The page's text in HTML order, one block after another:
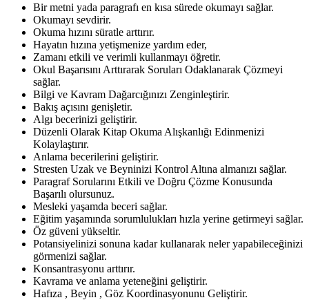
Bir metni yada paragrafı en kısa sürede okumayı sağlar.
Okumayı sevdirir.
Okuma hızını süratle arttırır.
Hayatın hızına yetişmenize yardım eder,
Zamanı etkili ve verimli kullanmayı öğretir.
Okul Başarısını Arttırarak Soruları Odaklanarak Çözmeyi
sağlar.
Bilgi ve Kavram Dağarcığınızı Zenginleştirir.
Bakış açısını genişletir.
Algı becerinizi geliştirir.
Düzenli Olarak Kitap Okuma Alışkanlığı Edinmenizi
Kolaylaştırır.
Anlama becerilerini geliştirir.
Stresten Uzak ve Beyninizi Kontrol Altına almanızı sağlar.
Paragraf Sorularını Etkili ve Doğru Çözme Konusunda
Başarılı olursunuz.
Mesleki yaşamda beceri sağlar.
Eğitim yaşamında sorumlulukları hızla yerine getirmeyi sağlar.
Öz güveni yükseltir.
Potansiyelinizi sonuna kadar kullanarak neler yapabileceğinizi
görmenizi sağlar.
Konsantrasyonu arttırır.
Kavrama ve anlama yeteneğini geliştirir.
Hafıza , Beyin , Göz Koordinasyonunu Geliştirir.